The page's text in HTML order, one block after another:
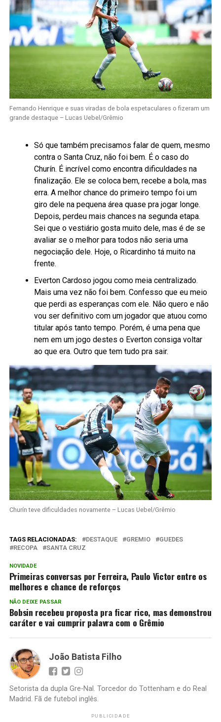
Fernando Henrique e suas viradas de bola espetaculares o fizeram um
grande destaque – Lucas Uebel/Grêmio
Só que também precisamos falar de quem, mesmo
contra o Santa Cruz, não foi bem. É o caso do
Churín. É incrível como encontra dificuldades na
finalização. Ele se coloca bem, recebe a bola, mas
erra. A melhor chance do primeiro tempo foi um
giro dele na pequena área quase pra jogar longe.
Depois, perdeu mais chances na segunda etapa.
Sei que o vestiário gosta muito dele, mas é de se
avaliar se o melhor para todos não seria uma
negociação dele. Hoje, o Ricardinho tá muito na
frente.
Everton Cardoso jogou como meia centralizado.
Mais uma vez não foi bem. Confesso que eu meio
que perdi as esperanças com ele. Não quero e não
vou ser definitivo com um jogador que atuou como
titular após tanto tempo. Porém, é uma pena que
nem em um jogo destes o Everton consiga voltar
ao que era. Outro que tem tudo pra sair.
Churín teve dificuldades novamente – Lucas Uebel/Grêmio
TAGS RELACIONADAS: DESTAQUE GREMIO
GUEDES
RECOPA
SANTA CRUZ
NOVIDADE
Primeiras conversas por Ferreira, Paulo Victor entre os
melhores e chance de reforços
NÃO DEIXE PASSAR
Bobsin recebeu proposta pra ficar rico, mas demonstrou
caráter e vai cumprir palavra com o Grêmio
João Batista Filho
Setorista da dupla Gre-Nal. Torcedor do Tottenham e do Real
Madrid. Fã de futebol inglês.
PUBLICIDADE